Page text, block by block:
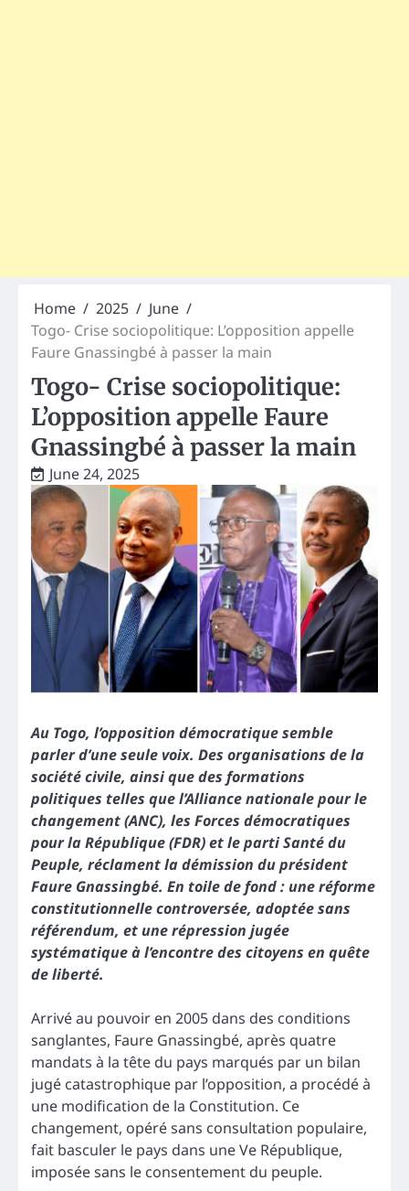
Home 2025
June
Togo- Crise sociopolitique: L’opposition appelle
Faure Gnassingbé à passer la main
Togo- Crise sociopolitique:
L’opposition appelle Faure
Gnassingbé à passer la main
June 24, 2025
Au Togo, l’opposition démocratique semble
parler d’une seule voix. Des organisations de la
société civile, ainsi que des formations
politiques telles que l’Alliance nationale pour le
changement (ANC), les Forces démocratiques
pour la République (FDR) et le parti Santé du
Peuple, réclament la démission du président
Faure Gnassingbé. En toile de fond : une réforme
constitutionnelle controversée, adoptée sans
référendum, et une répression jugée
systématique à l’encontre des citoyens en quête
de liberté.
Arrivé au pouvoir en 2005 dans des conditions
sanglantes, Faure Gnassingbé, après quatre
mandats à la tête du pays marqués par un bilan
jugé catastrophique par l’opposition, a procédé à
une modification de la Constitution. Ce
changement, opéré sans consultation populaire,
fait basculer le pays dans une Ve République,
imposée sans le consentement du peuple.